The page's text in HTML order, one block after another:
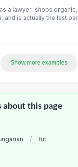
a lawyer, shops
and is actually the last
Show more examples
about this page
/ fut